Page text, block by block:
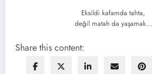
Eksildi kafamda tahta,
değil matah da yaşamak…
Share this content: